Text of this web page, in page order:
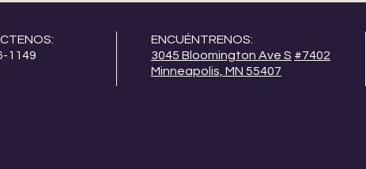
1149
ENCUÉNTRENOS:
3045 Bloomington Ave S #7402
Minneapolis, MN 55407